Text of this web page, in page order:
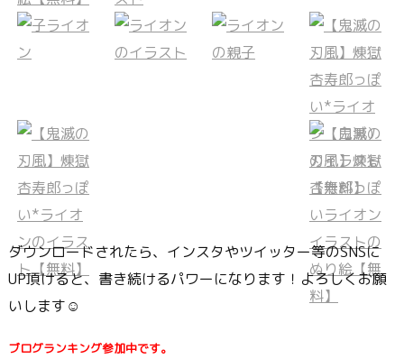
ダウンロードされたら、インスタやツイッター等のSNSに
UP頂けると、書き続けるパワーになります！よろしくお願
いします☺
ブログランキング参加中です。